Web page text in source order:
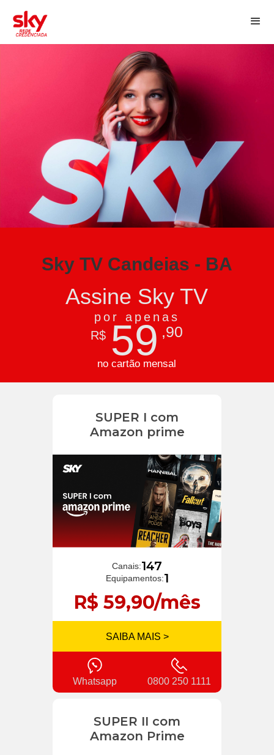
Sky TV Candeias - BA
Assine Sky TV
por apenas
R$ 59 ,90
no cartão mensal
SUPER I com
Amazon prime
Canais:147
Equipamentos:1
R$ 59,90/mês
SAIBA MAIS >
Whatsapp 0800 250 1111
SUPER II com
Amazon Prime